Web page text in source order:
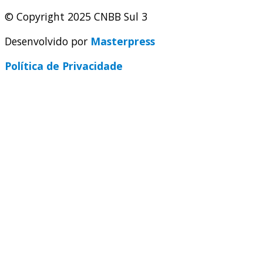
© Copyright 2025 CNBB Sul 3
Desenvolvido por Masterpress
Política de Privacidade